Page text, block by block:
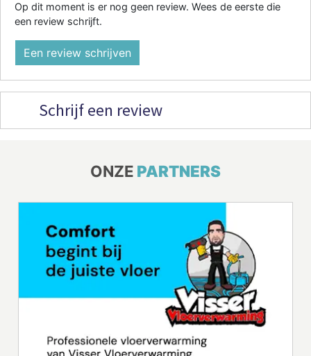
Op dit moment is er nog geen review. Wees de eerste die
een review schrijft.
Een review schrijven
Schrijf een review
ONZE PARTNERS